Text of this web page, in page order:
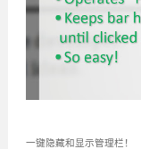
一键隐藏和显示管理栏！